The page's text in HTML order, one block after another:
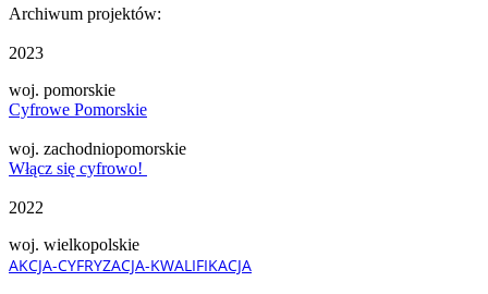
Archiwum projektów:
2023
woj. pomorskie
Cyfrowe Pomorskie
woj. zachodniopomorskie
Włącz się cyfrowo!
2022
woj. wielkopolskie
AKCJA-CYFRYZACJA-KWALIFIKACJA